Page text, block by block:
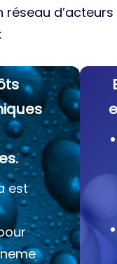
:
est